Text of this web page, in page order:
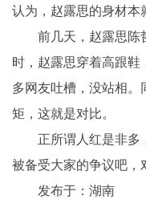
认为，赵露思的身材本
前几天，赵露思陈
时，赵露思穿着高跟鞋
多网友吐槽，没站相。
矩，这就是对比。
正所谓人红是非多
被备受大家的争议吧，
发布于：湖南